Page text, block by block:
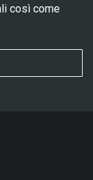
così come